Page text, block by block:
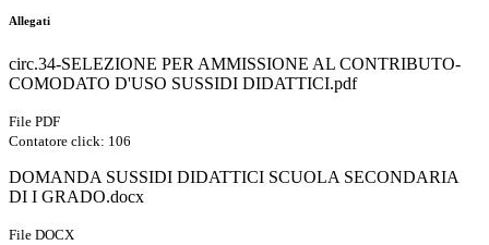
Allegati
circ.34-SELEZIONE PER AMMISSIONE AL CONTRIBUTO-
COMODATO D'USO SUSSIDI DIDATTICI.pdf
File PDF
Contatore click: 106
DOMANDA SUSSIDI DIDATTICI SCUOLA SECONDARIA
DI I GRADO.docx
File DOCX